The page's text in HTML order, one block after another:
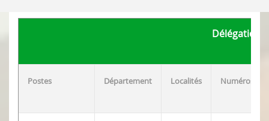
Délégation
Postes Département Localités Numéros